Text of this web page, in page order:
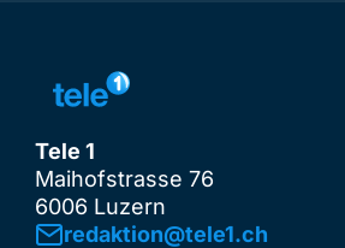
Tele 1
Maihofstrasse 76
6006 Luzern
redaktion@tele1.ch